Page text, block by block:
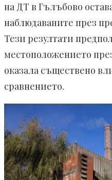
на ДТ в Гълъбово
наблюдаваните през
Тези резултати
местоположението
оказала съществено
сравнението.